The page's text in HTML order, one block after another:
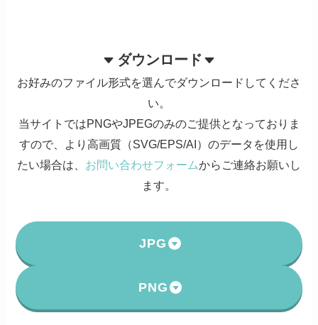
ダウンロード
お好みのファイル形式を選んでダウンロードしてくださ
い。
当サイトではPNGやJPEGのみのご提供となっておりま
すので、より高画質（SVG/EPS/AI）のデータを使用し
たい場合は、 お問い合わせフォームからご連絡お願いし
ます。
JPG
PNG